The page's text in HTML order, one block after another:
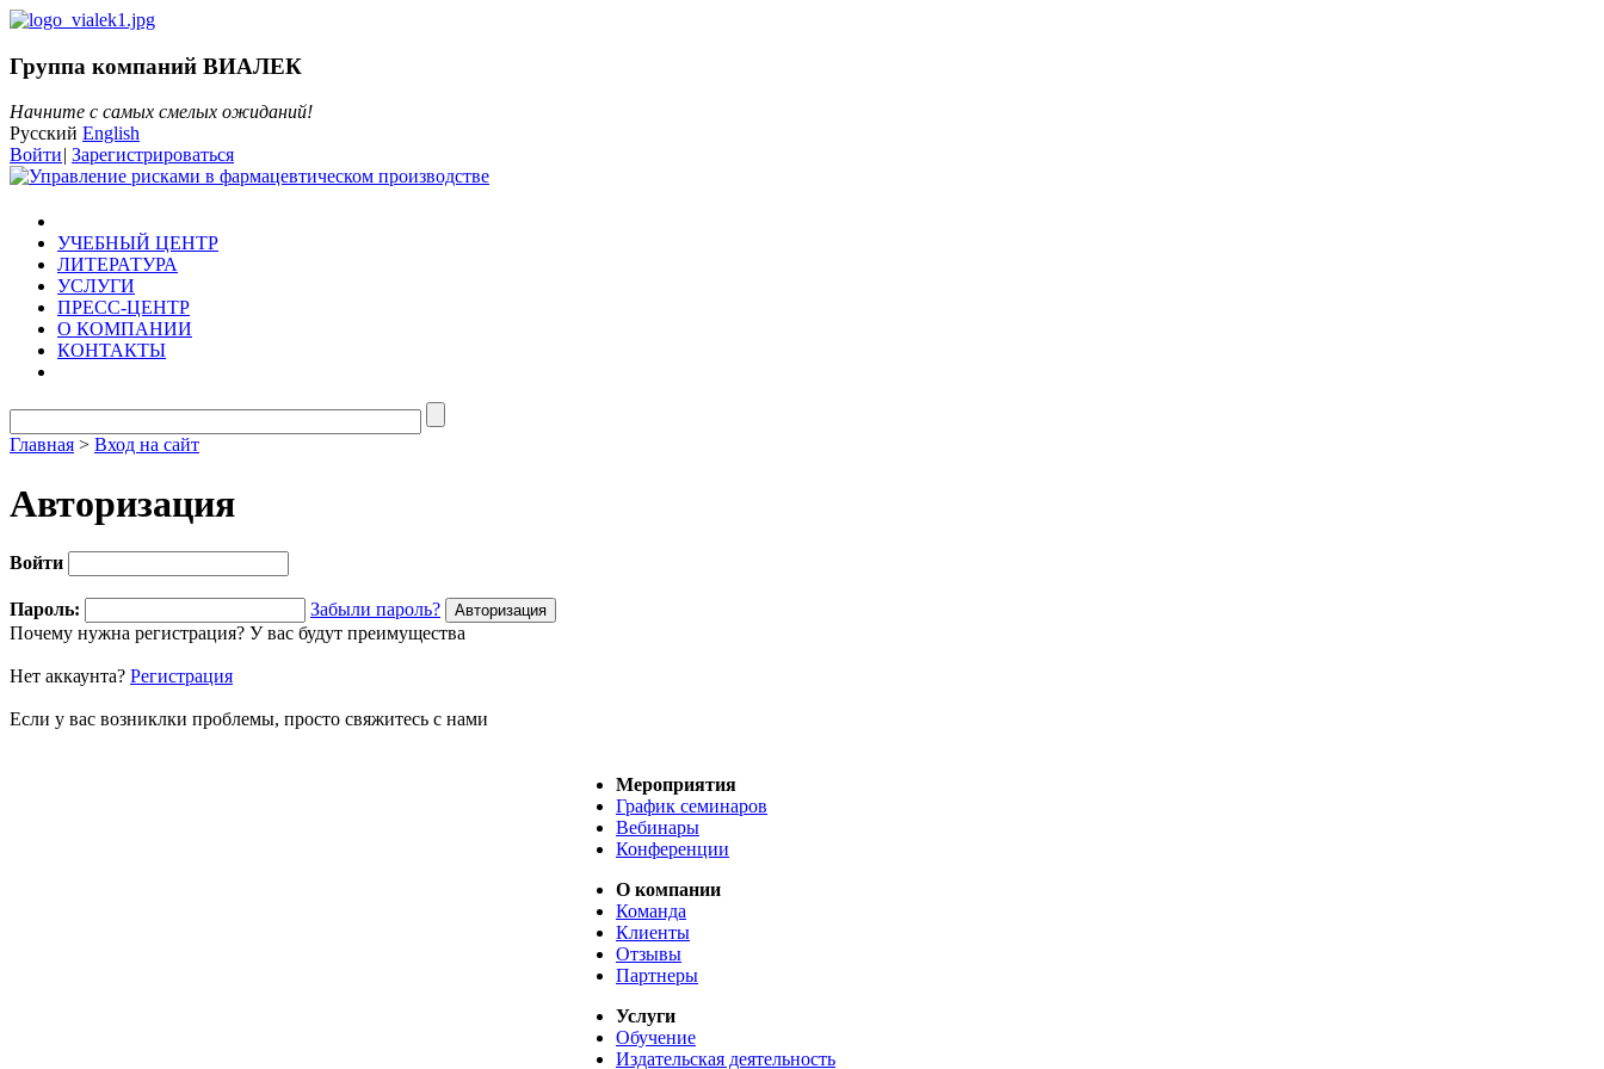
Группа компаний ВИАЛЕК
Начните с самых смелых ожиданий!
Русский English
Войти| Зарегистрироваться
УЧЕБНЫЙ ЦЕНТР
ЛИТЕРАТУРА
УСЛУГИ
ПРЕСС-ЦЕНТР
О КОМПАНИИ
КОНТАКТЫ
Главная > Вход на сайт
Авторизация
Войти
Пароль:
Забыли пароль?
Почему нужна регистрация? У вас будут преимущества
Нет аккаунта? Регистрация
Если у вас возниклки проблемы, просто свяжитесь с нами
Мероприятия
График семинаров
Вебинары
Конференции
О компании
Команда
Клиенты
Отзывы
Партнеры
Услуги
Обучение
Издательская деятельность